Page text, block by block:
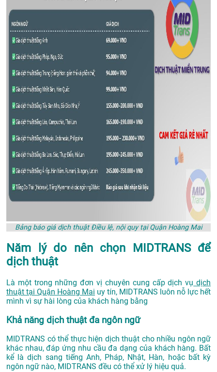
Bảng báo giá dịch thuật Điều lệ, nội quy tại Quận Hoàng Mai
Năm lý do nên chọn MIDTRANS để
dịch thuật
Là một trong những đơn vị chuyên cung cấp dịch vụ dịch
thuật tại Quận Hoàng Mai uy tín, MIDTRANS luôn nỗ lực hết
mình vì sự hài lòng của khách hàng bằng
Khả năng dịch thuật đa ngôn ngữ
MIDTRANS có thể thực hiện dịch thuật cho nhiều ngôn ngữ
khác nhau, đáp ứng nhu cầu đa dạng của khách hàng. Bất
kể là dịch sang tiếng Anh, Pháp, Nhật, Hàn, hoặc bất kỳ
ngôn ngữ nào, MIDTRANS đều có thể xử lý hiệu quả.